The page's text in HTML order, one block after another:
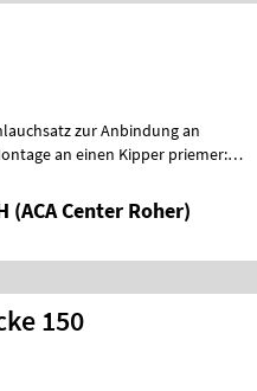
zur Anbindung an
an einen Kipper priemer:
(ACA Center Roher)
150